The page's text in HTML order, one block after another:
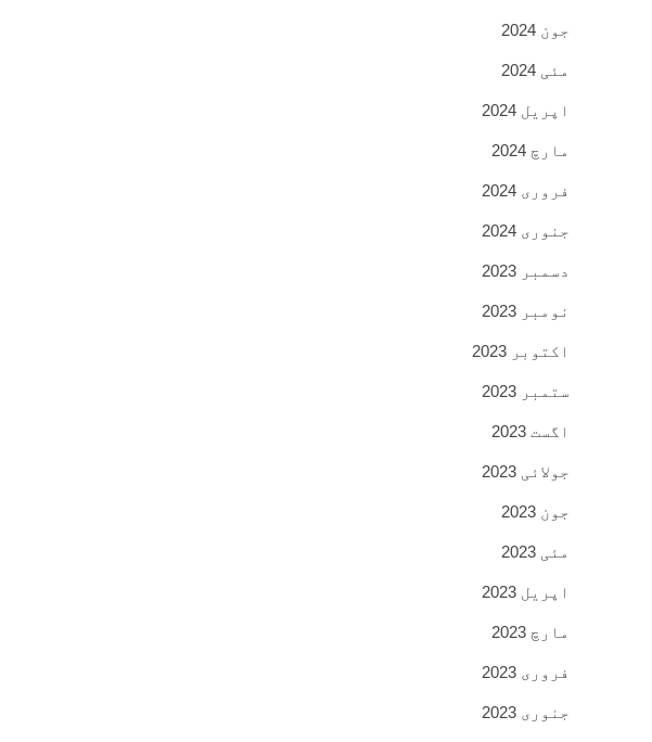
جون 2024
مئی 2024
اپریل 2024
مارچ 2024
فروری 2024
جنوری 2024
دسمبر 2023
نومبر 2023
اکتوبر 2023
ستمبر 2023
اگست 2023
جولائی 2023
جون 2023
مئی 2023
اپریل 2023
مارچ 2023
فروری 2023
جنوری 2023